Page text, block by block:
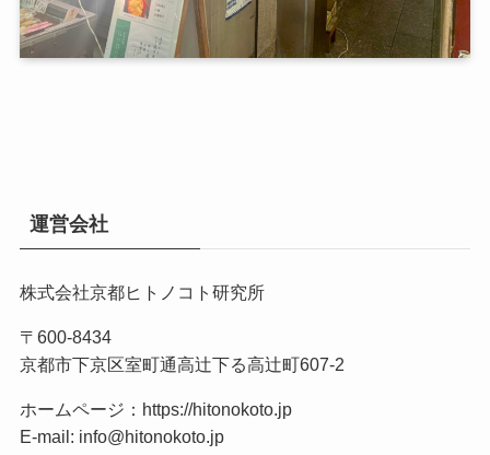
運営会社
株式会社京都ヒトノコト研究所
〒600-8434
京都市下京区室町通高辻下る高辻町607-2
ホームページ： https://hitonokoto.jp
E-mail: info@hitonokoto.jp